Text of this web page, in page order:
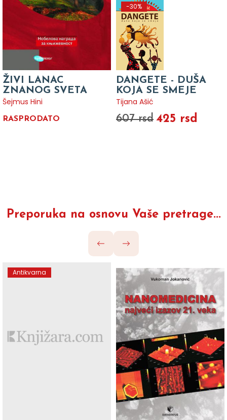
ŽIVI LANAC
ZNANOG SVETA
Šejmus Hini
RASPRODATO
-30%
DANGETE - DUŠA
KOJA SE SMEJE
Tijana Ašić
607 rsd 425 rsd
Preporuka na osnovu Vaše pretrage...
Antikvarna